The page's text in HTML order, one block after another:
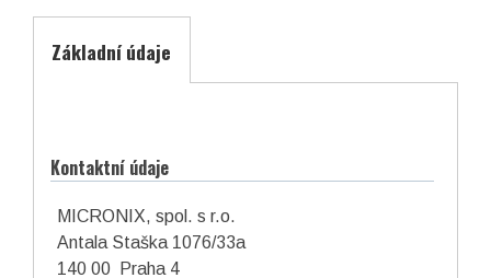
asociace České republiky
Základní údaje
Kontaktní údaje
MICRONIX, spol. s r.o.
Antala Staška 1076/33a
140 00 Praha 4